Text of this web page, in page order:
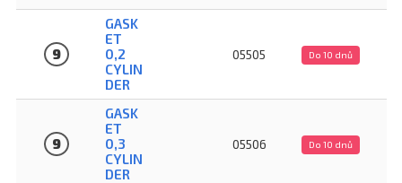
9
GASK
ET
0,2
CYLIN
DER
05505 Do 10 dnů
9
GASK
ET
0,3
CYLIN
DER
05506 Do 10 dnů